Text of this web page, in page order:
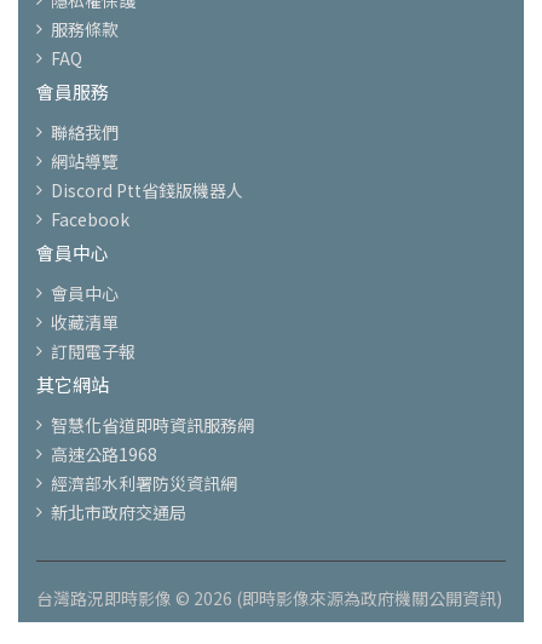
服務條款
FAQ
會員服務
聯絡我們
網站導覽
Discord Ptt省錢版機器人
Facebook
會員中心
會員中心
收藏清單
訂閱電子報
其它網站
智慧化省道即時資訊服務網
高速公路1968
經濟部水利署防災資訊網
新北市政府交通局
台灣路況即時影像 © 2026 (即時影像來源為政府機關公開資訊)